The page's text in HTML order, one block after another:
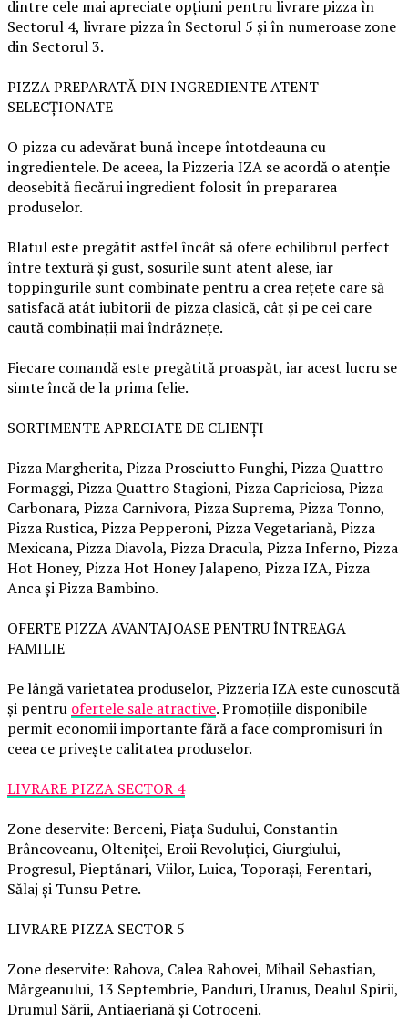
dintre cele mai apreciate opțiuni pentru livrare pizza în
Sectorul 4, livrare pizza în Sectorul 5 și în numeroase zone
din Sectorul 3.
PIZZA PREPARATĂ DIN INGREDIENTE ATENT
SELECȚIONATE
O pizza cu adevărat bună începe întotdeauna cu
ingredientele. De aceea, la Pizzeria IZA se acordă o atenție
deosebită fiecărui ingredient folosit în prepararea
produselor.
Blatul este pregătit astfel încât să ofere echilibrul perfect
între textură și gust, sosurile sunt atent alese, iar
toppingurile sunt combinate pentru a crea rețete care să
satisfacă atât iubitorii de pizza clasică, cât și pe cei care
caută combinații mai îndrăznețe.
Fiecare comandă este pregătită proaspăt, iar acest lucru se
simte încă de la prima felie.
SORTIMENTE APRECIATE DE CLIENȚI
Pizza Margherita, Pizza Prosciutto Funghi, Pizza Quattro
Formaggi, Pizza Quattro Stagioni, Pizza Capriciosa, Pizza
Carbonara, Pizza Carnivora, Pizza Suprema, Pizza Tonno,
Pizza Rustica, Pizza Pepperoni, Pizza Vegetariană, Pizza
Mexicana, Pizza Diavola, Pizza Dracula, Pizza Inferno, Pizza
Hot Honey, Pizza Hot Honey Jalapeno, Pizza IZA, Pizza
Anca și Pizza Bambino.
OFERTE PIZZA AVANTAJOASE PENTRU ÎNTREAGA
FAMILIE
Pe lângă varietatea produselor, Pizzeria IZA este cunoscută
și pentru ofertele sale atractive. Promoțiile disponibile
permit economii importante fără a face compromisuri în
ceea ce privește calitatea produselor.
LIVRARE PIZZA SECTOR 4
Zone deservite: Berceni, Piața Sudului, Constantin
Brâncoveanu, Olteniței, Eroii Revoluției, Giurgiului,
Progresul, Pieptănari, Viilor, Luica, Toporași, Ferentari,
Sălaj și Tunsu Petre.
LIVRARE PIZZA SECTOR 5
Zone deservite: Rahova, Calea Rahovei, Mihail Sebastian,
Mărgeanului, 13 Septembrie, Panduri, Uranus, Dealul Spirii,
Drumul Sării, Antiaeriană și Cotroceni.